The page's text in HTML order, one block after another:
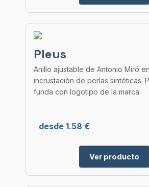
Pleus
Anillo ajustable de Antonio Miró
incrustación de perlas sintéticas.
funda con logotipo de la marca.
desde 1.58 €
Ver producto